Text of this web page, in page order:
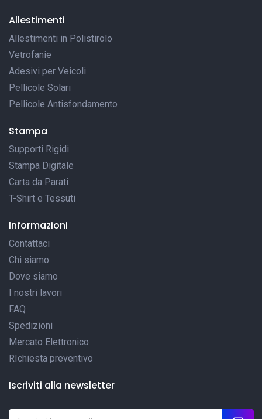
Allestimenti
Allestimenti in Polistirolo
Vetrofanie
Adesivi per Veicoli
Pellicole Solari
Pellicole Antisfondamento
Stampa
Supporti Rigidi
Stampa Digitale
Carta da Parati
T-Shirt e Tessuti
Informazioni
Contattaci
Chi siamo
Dove siamo
I nostri lavori
FAQ
Spedizioni
Mercato Elettronico
RIchiesta preventivo
Iscriviti alla newsletter